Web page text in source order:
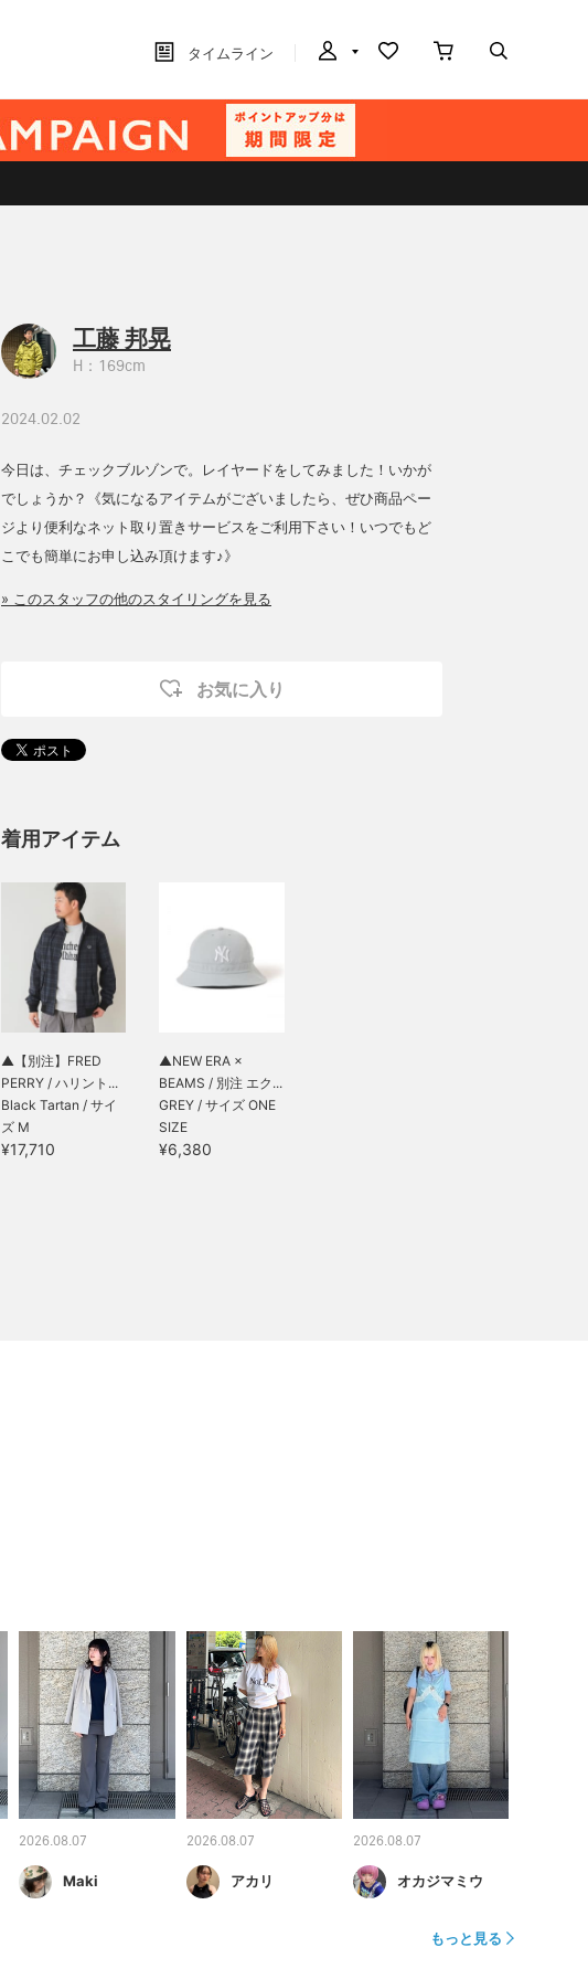
タイムライン
工藤 邦晃
H：169cm
2024.02.02
今日は、チェックブルゾンで。レイヤードをしてみました！いかが
でしょうか？《気になるアイテムがございましたら、ぜひ商品ペー
ジより便利なネット取り置きサービスをご利用下さい！いつでもど
こでも簡単にお申し込み頂けます♪》
» このスタッフの他のスタイリングを見る
お気に入り
着用アイテム
▲【別注】FRED
PERRY / ハリント...
Black Tartan / サイ
ズ M
¥17,710
▲NEW ERA ×
BEAMS / 別注 エク...
GREY / サイズ ONE
SIZE
¥6,380
2026.08.07
Maki
2026.08.07
アカリ
2026.08.07
オカジマミウ
もっと見る